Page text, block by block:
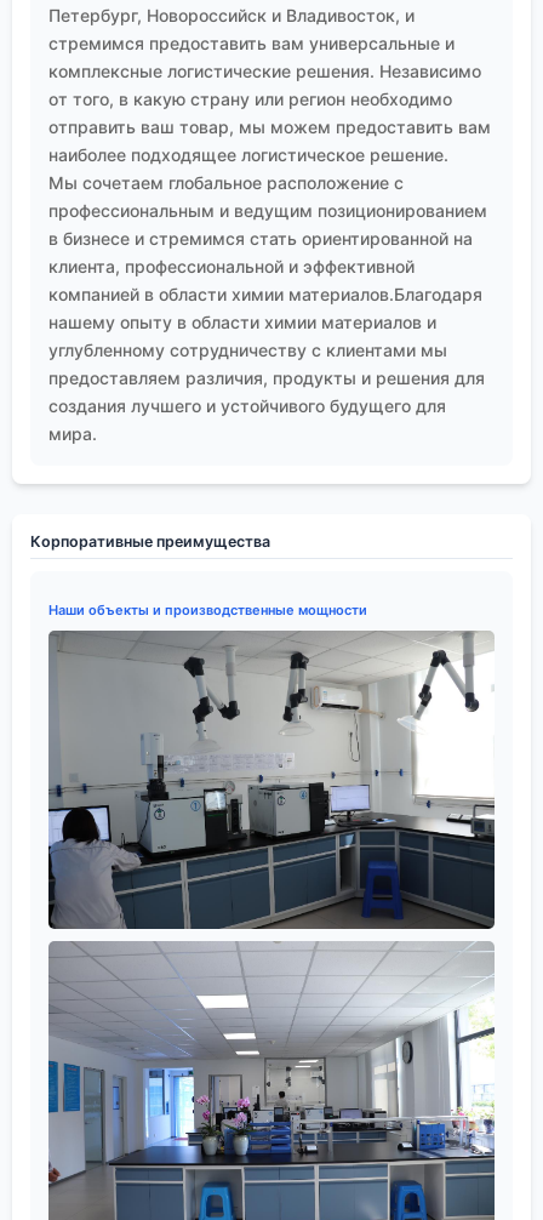
Петербург, Новороссийск и Владивосток, и
стремимся предоставить вам универсальные и
комплексные логистические решения. Независимо
от того, в какую страну или регион необходимо
отправить ваш товар, мы можем предоставить вам
наиболее подходящее логистическое решение.
Мы сочетаем глобальное расположение с
профессиональным и ведущим позиционированием
в бизнесе и стремимся стать ориентированной на
клиента, профессиональной и эффективной
компанией в области химии материалов.Благодаря
нашему опыту в области химии материалов и
углубленному сотрудничеству с клиентами мы
предоставляем различия, продукты и решения для
создания лучшего и устойчивого будущего для
мира.
Корпоративные преимущества
Наши объекты и производственные мощности